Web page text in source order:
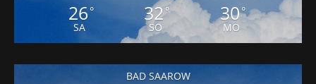
26 °
SA
32°
SO
30°
MO
BAD SAAROW